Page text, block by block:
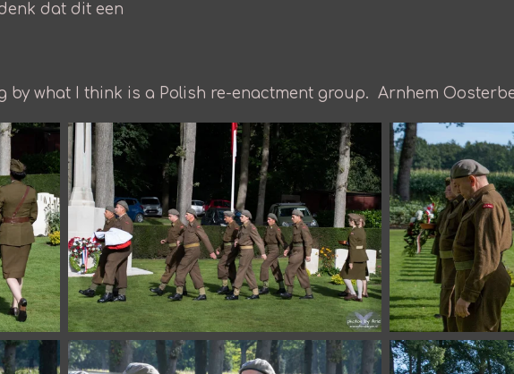
dat dit een
by what I think is a Polish re-enactment group. Arnhem